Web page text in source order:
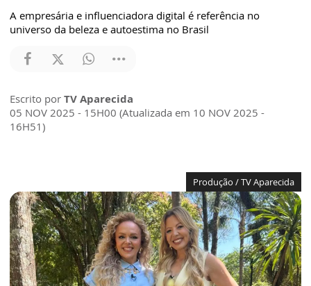
A empresária e influenciadora digital é referência no
universo da beleza e autoestima no Brasil
Escrito por TV Aparecida
05 NOV 2025 - 15H00 (Atualizada em 10 NOV 2025 -
16H51)
Produção / TV Aparecida